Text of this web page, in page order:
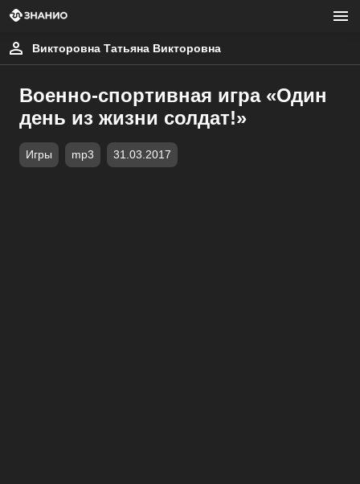
Викторовна Татьяна Викторовна
Военно-спортивная игра «Один
день из жизни солдат!»
Игры mp3 31.03.2017